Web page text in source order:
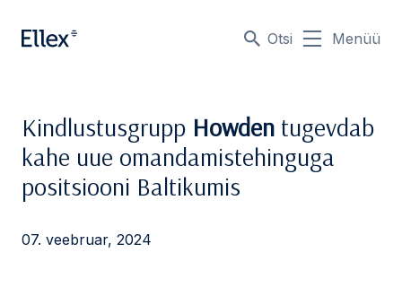
Otsi Menüü
Kindlustusgrupp Howden tugevdab
kahe uue omandamistehinguga
positsiooni Baltikumis
07. veebruar, 2024